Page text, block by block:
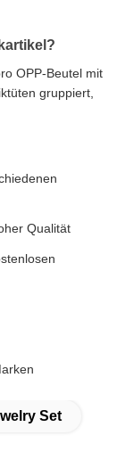
OPP-Beutel mit
gruppiert,
Qualität
Set